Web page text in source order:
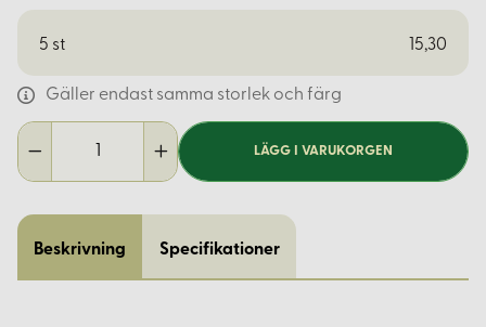
5 st 15,30
Gäller endast samma storlek och färg
LÄGG I VARUKORGEN
Beskrivning Specifikationer